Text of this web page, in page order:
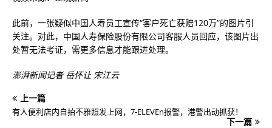
此前，一张疑似中国人寿员工宣传“客户死亡获赔120万”的图片引
关注。对此，中国人寿保险股份有限公司客服人员回应，该图片出
处暂无法考证，需更多信息才能跟进处理。
澎湃新闻记者 岳怀让 宋江云
上一篇
有人便利店内自拍不雅照发上网，7-ELEVEn报警，港警出动抓获！
下一篇